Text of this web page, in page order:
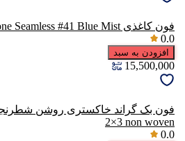
فون کاغذی Savage Widetone Seamless #41 Blue Mist
0.0
افزودن به سبد
15,500,000
2×3 non woven
0.0